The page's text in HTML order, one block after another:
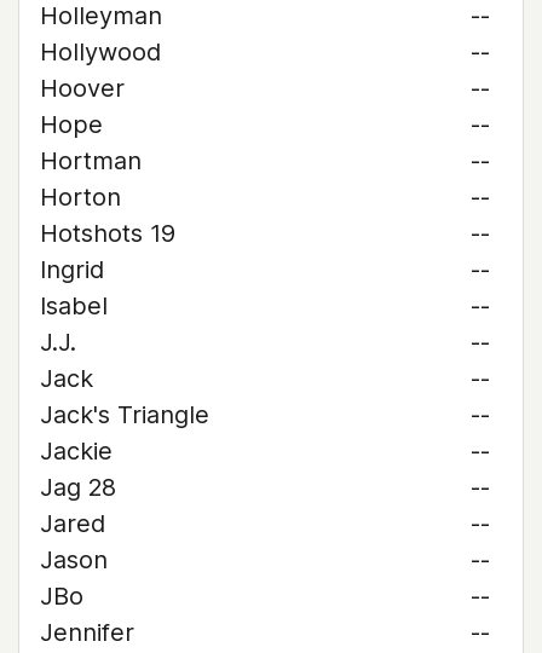
Holleyman
--
Hollywood
--
Hoover
--
Hope
--
Hortman
--
Horton
--
Hotshots 19
--
Ingrid
--
Isabel
--
J.J.
--
Jack
--
Jack's Triangle
--
Jackie
--
Jag 28
--
Jared
--
Jason
--
JBo
--
Jennifer
--